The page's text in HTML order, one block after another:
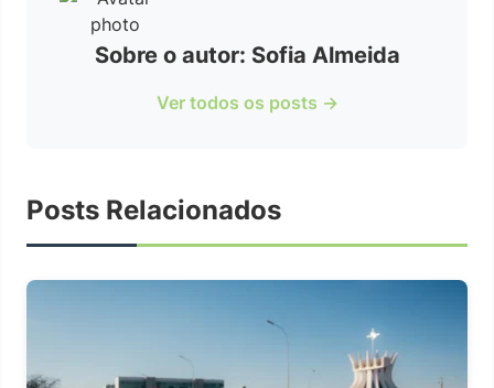
Sobre o autor: Sofia Almeida
Ver todos os posts →
Posts Relacionados